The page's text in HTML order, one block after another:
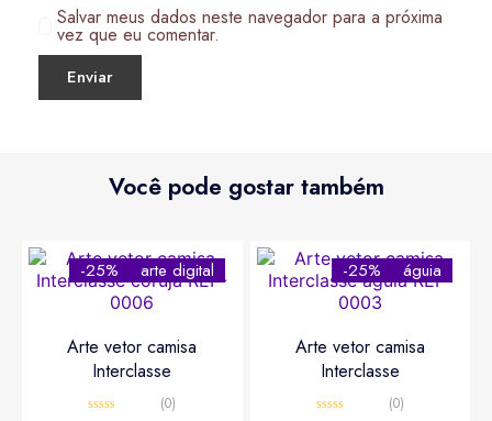
Salvar meus dados neste navegador para a próxima
vez que eu comentar.
Você pode gostar também
-25% arte digital
Arte vetor camisa
Interclasse
(0)
-25% águia
Arte vetor camisa
Interclasse
(0)